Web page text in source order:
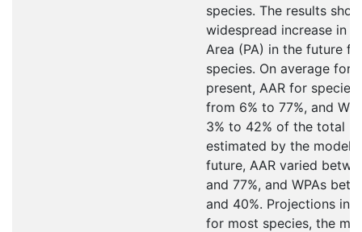
species. The results
widespread increase in
Area (PA) in the future
species. On average for
present, AAR for species
from 6% to 77%, and
3% to 42% of the total
estimated by the
future, AAR varied
and 77%, and WPAs
and 40%. Projections
for most species, the